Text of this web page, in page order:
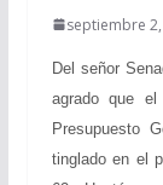
septiembre
Del señor
agrado que el
Presupuesto
tinglado en el